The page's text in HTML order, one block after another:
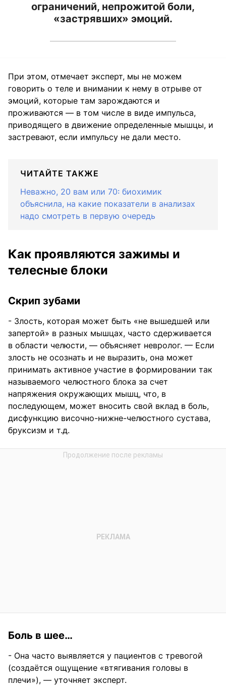
ограничений, непрожитой боли,
«застрявших» эмоций.
При этом, отмечает эксперт, мы не можем
говорить о теле и внимании к нему в отрыве от
эмоций, которые там зарождаются и
проживаются — в том числе в виде импульса,
приводящего в движение определенные мышцы, и
застревают, если импульсу не дали место.
ЧИТАЙТЕ ТАКЖЕ
Неважно, 20 вам или 70: биохимик
объяснила, на какие показатели в анализах
надо смотреть в первую очередь
Как проявляются зажимы и
телесные блоки
Скрип зубами
- Злость, которая может быть «не вышедшей или
запертой» в разных мышцах, часто сдерживается
в области челюсти, — объясняет невролог. — Если
злость не осознать и не выразить, она может
принимать активное участие в формировании так
называемого челюстного блока за счет
напряжения окружающих мышц, что, в
последующем, может вносить свой вклад в боль,
дисфункцию височно-нижне-челюстного сустава,
бруксизм и т.д.
Боль в шее…
- Она часто выявляется у пациентов с тревогой
(создаётся ощущение «втягивания головы в
плечи»), — уточняет эксперт.